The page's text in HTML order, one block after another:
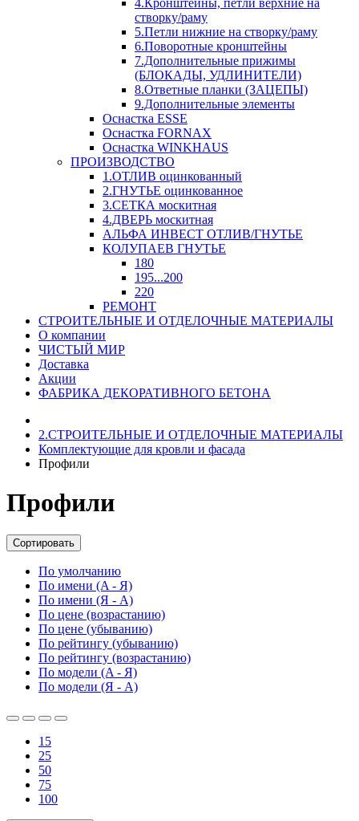
створку/раму
5.Петли нижние на створку/раму
6.Поворотные кронштейны
7.Дополнительные прижимы
(БЛОКАДЫ, УДЛИНИТЕЛИ)
8.Ответные планки (ЗАЦЕПЫ)
9.Дополнительные элементы
Оснастка ESSE
Оснастка FORNAX
Оснастка WINKHAUS
ПРОИЗВОДСТВО
1.ОТЛИВ оцинкованный
2.ГНУТЬЕ оцинкованное
3.СЕТКА москитная
4.ДВЕРЬ москитная
АЛЬФА ИНВЕСТ ОТЛИВ/ГНУТЬЕ
КОЛУПАЕВ ГНУТЬЕ
180
195...200
220
РЕМОНТ
СТРОИТЕЛЬНЫЕ И ОТДЕЛОЧНЫЕ МАТЕРИАЛЫ
О компании
ЧИСТЫЙ МИР
Доставка
Акции
ФАБРИКА ДЕКОРАТИВНОГО БЕТОНА
2.СТРОИТЕЛЬНЫЕ И ОТДЕЛОЧНЫЕ МАТЕРИАЛЫ
Комплектующие для кровли и фасада
Профили
Профили
Сортировать
По умолчанию
По имени (A - Я)
По имени (Я - A)
По цене (возрастанию)
По цене (убыванию)
По рейтингу (убыванию)
По рейтингу (возрастанию)
По модели (A - Я)
По модели (Я - A)
15
25
50
75
100